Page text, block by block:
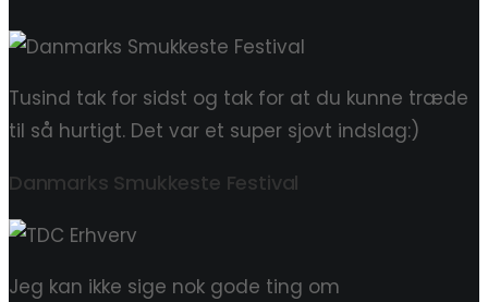
Tusind tak for sidst og tak for at du kunne træde
til så hurtigt. Det var et super sjovt indslag:)
Danmarks Smukkeste Festival
Jeg kan ikke sige nok gode ting om